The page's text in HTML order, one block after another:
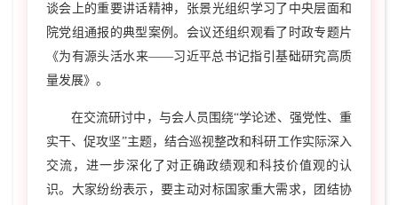
谈会上的重要讲话精神，张景光组织学习了中央层面和
院党组通报的典型案例。会议还组织观看了时政专题片
《为有源头活水来——习近平总书记指引基础研究高质
量发展》。
在交流研讨中，与会人员围绕“学论述、强党性、重
实干、促攻坚”主题，结合巡视整改和科研工作实际深入
交流，进一步深化了对正确政绩观和科技价值观的认
识。大家纷纷表示，要主动对标国家重大需求，团结协